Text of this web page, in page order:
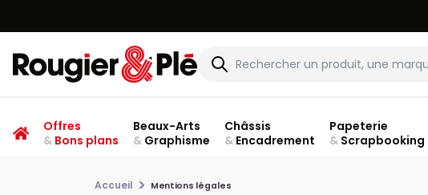
Offres
&Bons plans
Beaux-Arts
&Graphisme
Châssis
&Encadrement
Papeterie
&Scrapbooking
Accueil Mentions légales